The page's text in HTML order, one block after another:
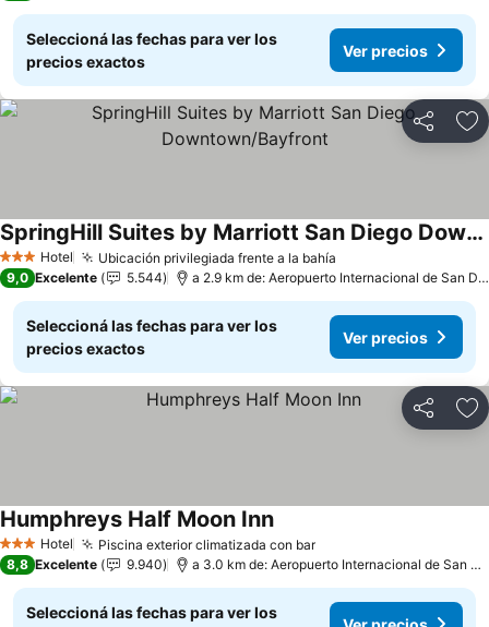
Seleccioná las fechas para ver los
precios exactos
Ver precios
Compartir
3 Estrellas
Hotel Ubicación privilegiada frente a la bahía
SpringHill Suites by Marriott San Diego Downtown/Bayfront
Ver precios
9,0 Excelente 5.544 a 2.9 km de: Aeropuerto Internacional de San
Seleccioná las fechas para ver los
precios exactos
Ver precios
Compartir
3 Estrellas
Hotel Piscina exterior climatizada con barVer precios
Humphreys Half Moon InnVer precios
8,8 Excelente 9.940 a 3.0 km de: Aeropuerto Internacional de San
Seleccioná las fechas para ver los